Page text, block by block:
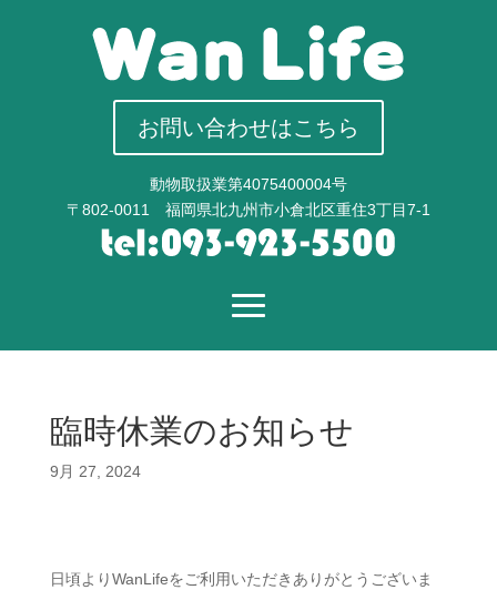
お問い合わせはこちら
動物取扱業第4075400004号
〒802-0011 福岡県北九州市小倉北区重住3丁目7-1
臨時休業のお知らせ
9月 27, 2024
日頃よりWanLifeをご利用いただきありがとうございま